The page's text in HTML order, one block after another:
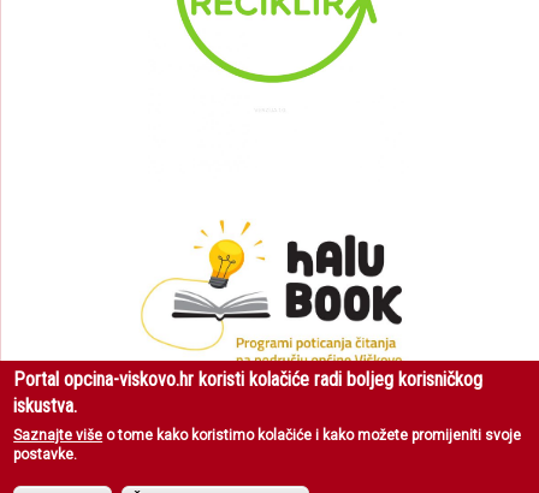
Portal opcina-viskovo.hr koristi kolačiće radi boljeg korisničkog
iskustva.
Saznajte više o tome kako koristimo kolačiće i kako možete promijeniti svoje
postavke.